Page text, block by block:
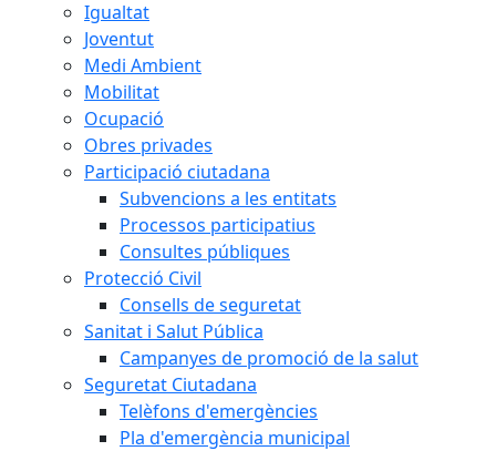
Igualtat
Joventut
Medi Ambient
Mobilitat
Ocupació
Obres privades
Participació ciutadana
Subvencions a les entitats
Processos participatius
Consultes públiques
Protecció Civil
Consells de seguretat
Sanitat i Salut Pública
Campanyes de promoció de la salut
Seguretat Ciutadana
Telèfons d'emergències
Pla d'emergència municipal